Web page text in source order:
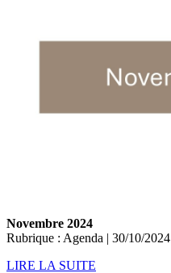
Novembre 2024
Rubrique : Agenda | 30/10/2024
LIRE LA SUITE